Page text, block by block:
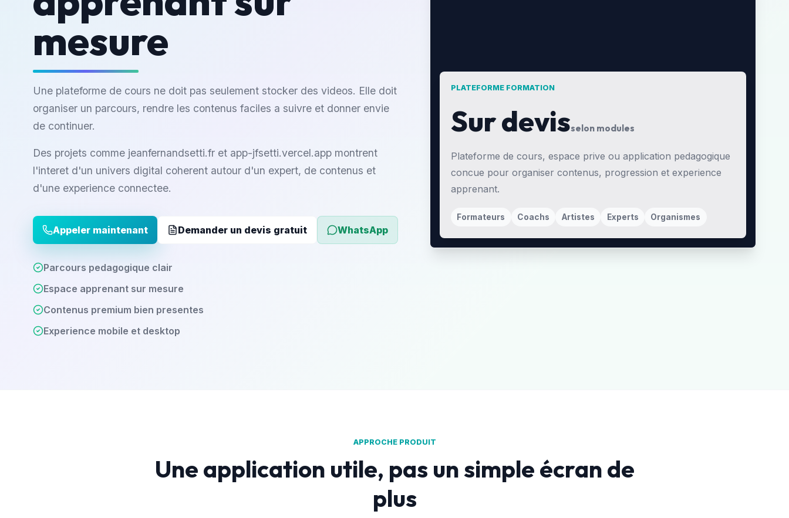
mesure
Une plateforme de cours ne doit pas seulement stocker des videos. Elle doit
organiser un parcours, rendre les contenus faciles a suivre et donner envie
de continuer.
Des projets comme jeanfernandsetti.fr et app-jfsetti.vercel.app montrent
l'interet d'un univers digital coherent autour d'un expert, de contenus et
d'une experience connectee.
Appeler maintenant Demander un devis gratuit WhatsApp
Parcours pedagogique clair
Espace apprenant sur mesure
Contenus premium bien presentes
Experience mobile et desktop
PLATEFORME FORMATION
Sur devisselon modules
Plateforme de cours, espace prive ou application pedagogique
concue pour organiser contenus, progression et experience
apprenant.
Formateurs Coachs Artistes Experts Organismes
APPROCHE PRODUIT
Une application utile, pas un simple écran de
plus